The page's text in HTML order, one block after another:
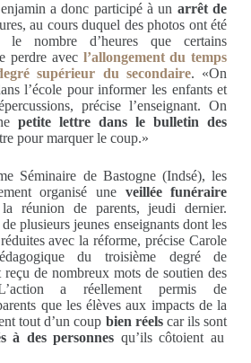
a donc participé à un arrêt de
au cours duquel des photos ont été
le nombre d’heures que certains
perdre avec l’allongement du temps
supérieur du secondaire. «On
l’école pour informer les enfants et
précise l’enseignant. On
petite lettre dans le bulletin des
pour marquer le coup.»
Séminaire de Bastogne (Indsé), les
organisé une veillée funéraire
réunion de parents, jeudi dernier.
plusieurs jeunes enseignants dont les
avec la réforme, précise Carole
du troisième degré de
reçu de nombreux mots de soutien des
a réellement permis de
que les élèves aux impacts de la
tout d’un coup bien réels car ils sont
à des personnes qu’ils côtoient au